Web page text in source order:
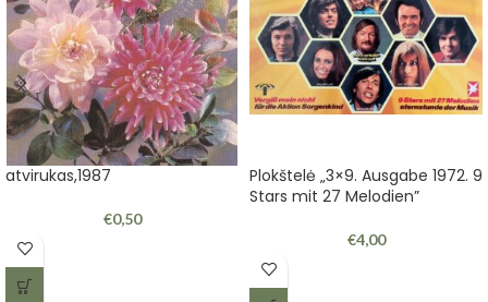
atvirukas,1987
€0,50
Plokštelė „3×9. Ausgabe 1972. 9
Stars mit 27 Melodien”
€4,00